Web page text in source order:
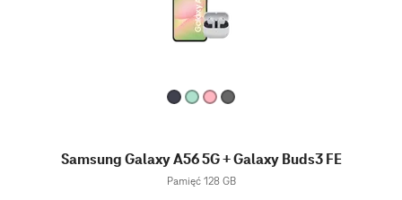
Samsung Galaxy A56 5G + Galaxy Buds3 FE
Pamięć 128 GB